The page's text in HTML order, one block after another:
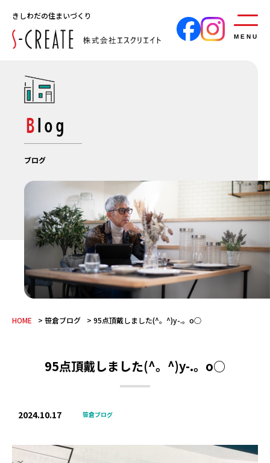
きしわだの住まいづくり
MENU
Blog
ブログ
HOME 笹倉ブログ 95点頂戴しました(^。^)y-.。o○
95点頂戴しました(^。^)y-.。o○
2024.10.17 笹倉ブログ